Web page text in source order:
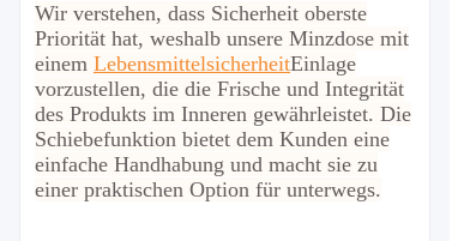
Wir verstehen, dass Sicherheit oberste
Priorität hat, weshalb unsere Minzdose mit
einem LebensmittelsicherheitEinlage
vorzustellen, die die Frische und Integrität
des Produkts im Inneren gewährleistet. Die
Schiebefunktion bietet dem Kunden eine
einfache Handhabung und macht sie zu
einer praktischen Option für unterwegs.